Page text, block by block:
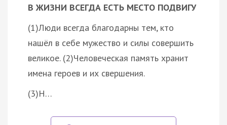
В ЖИЗНИ ВСЕГДА ЕСТЬ МЕСТО ПОДВИГУ
(1)Люди всегда благодарны тем, кто
нашёл в себе мужество и силы совершить
великое. (2)Человеческая память хранит
имена героев и их свершения.
(3)Н…